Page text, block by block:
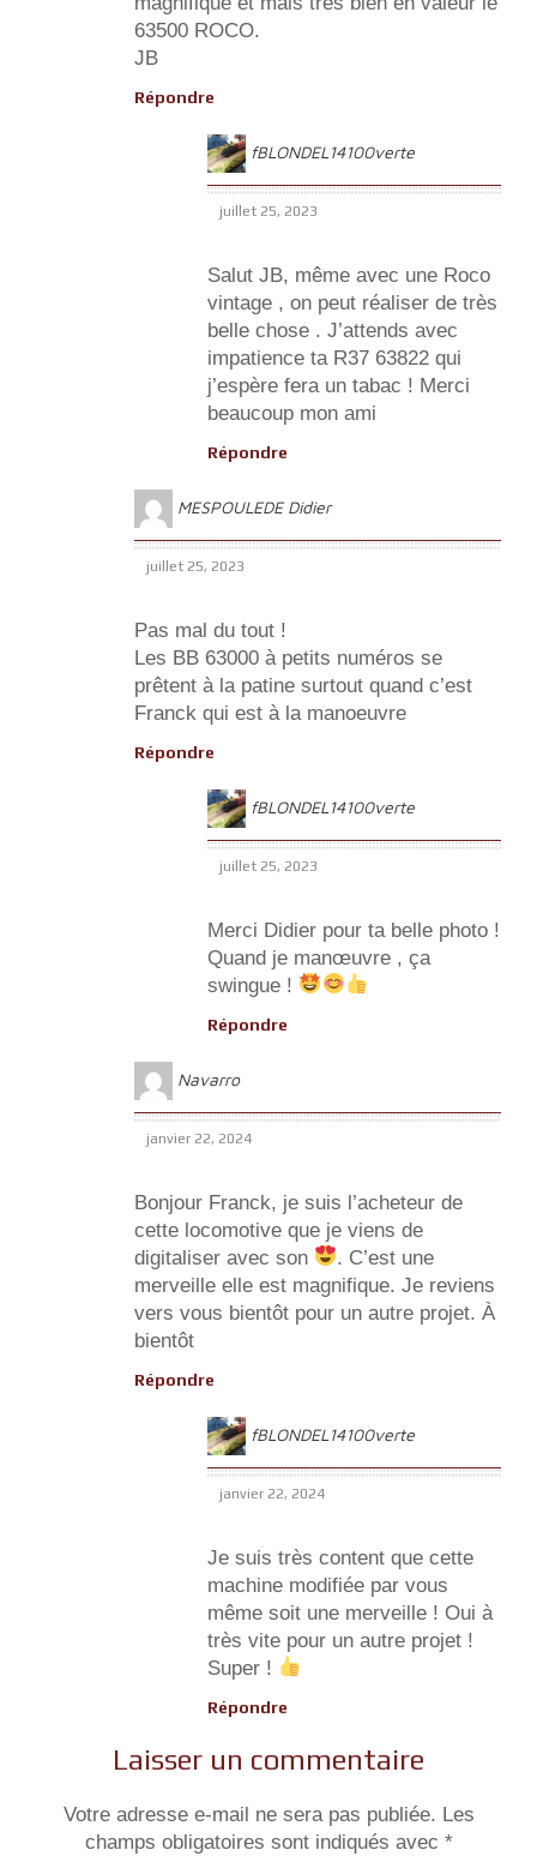
63500 ROCO.
JB
Répondre
fBLONDEL14100verte
juillet 25, 2023
Salut JB, même avec une Roco
vintage , on peut réaliser de très
belle chose . J’attends avec
impatience ta R37 63822 qui
j’espère fera un tabac ! Merci
beaucoup mon ami
Répondre
MESPOULEDE Didier
juillet 25, 2023
Pas mal du tout !
Les BB 63000 à petits numéros se
prêtent à la patine surtout quand c’est
Franck qui est à la manoeuvre
Répondre
fBLONDEL14100verte
juillet 25, 2023
Merci Didier pour ta belle photo !
Quand je manœuvre , ça
swingue !
Répondre
Navarro
janvier 22, 2024
Bonjour Franck, je suis l’acheteur de
cette locomotive que je viens de
digitaliser avec son
. C’est une
merveille elle est magnifique. Je reviens
vers vous bientôt pour un autre projet. À
bientôt
Répondre
fBLONDEL14100verte
janvier 22, 2024
Je suis très content que cette
machine modifiée par vous
même soit une merveille ! Oui à
très vite pour un autre projet !
Super !
Répondre
Laisser un commentaire
Votre adresse e-mail ne sera pas publiée. Les
champs obligatoires sont indiqués avec *